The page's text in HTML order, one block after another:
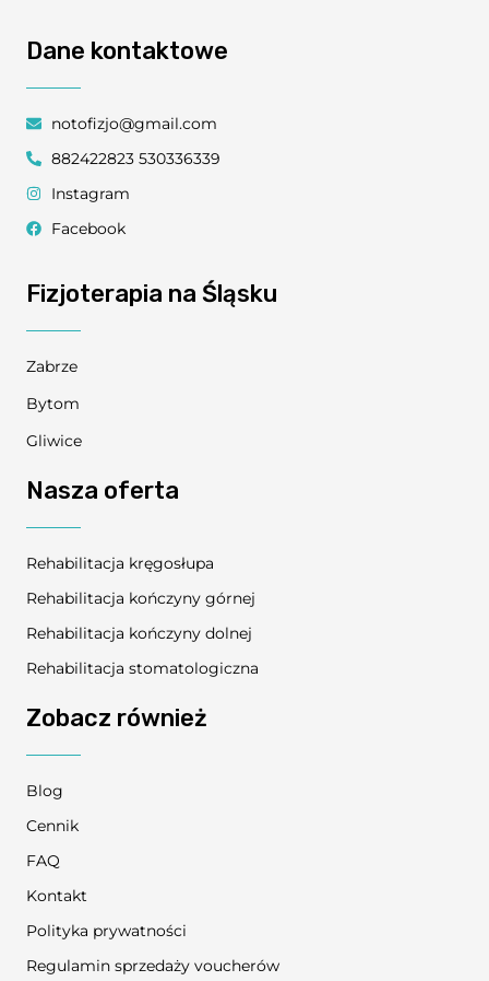
Dane kontaktowe
notofizjo@gmail.com
882422823 530336339
Instagram
Facebook
Fizjoterapia na Śląsku
Zabrze
Bytom
Gliwice
Nasza oferta
Rehabilitacja kręgosłupa
Rehabilitacja kończyny górnej
Rehabilitacja kończyny dolnej
Rehabilitacja stomatologiczna
Zobacz również
Blog
Cennik
FAQ
Kontakt
Polityka prywatności
Regulamin sprzedaży voucherów